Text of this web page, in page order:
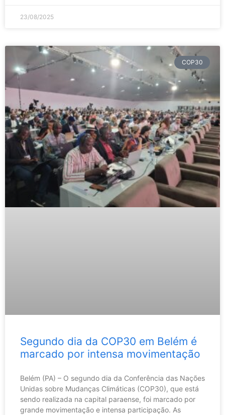
23/08/2025
COP30
Segundo dia da COP30 em Belém é
marcado por intensa movimentação
Belém (PA) – O segundo dia da Conferência das Nações
Unidas sobre Mudanças Climáticas (COP30), que está
sendo realizada na capital paraense, foi marcado por
grande movimentação e intensa participação. As